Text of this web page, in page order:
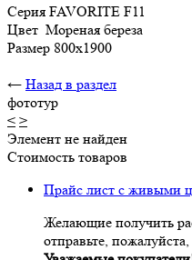
Серия FAVORITE F11
Цвет Мореная береза
Размер 800х1900
← Назад в раздел
фототур
< >
Элемент не найден
Стоимость товаров
Прайс лист с живыми
Желающие получить
отправьте,